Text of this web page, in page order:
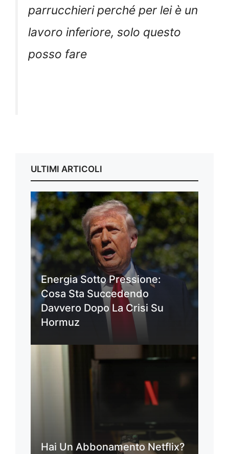
parrucchieri perché per lei è un
lavoro inferiore, solo questo
posso fare
ULTIMI ARTICOLI
Energia Sotto Pressione:
Cosa Sta Succedendo
Davvero Dopo La Crisi Su
Hormuz
Hai Un Abbonamento Netflix?